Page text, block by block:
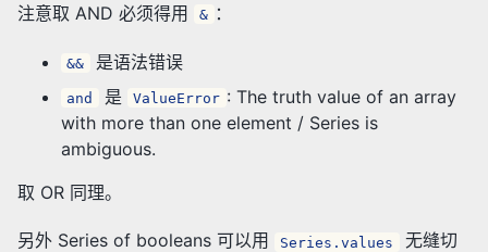
注意取 AND 必须得用 & ：
&& 是语法错误
and 是 ValueError : The truth value of an array
with more than one element / Series is
ambiguous.
取 OR 同理。
另外 Series of booleans 可以用 Series.values
无缝切